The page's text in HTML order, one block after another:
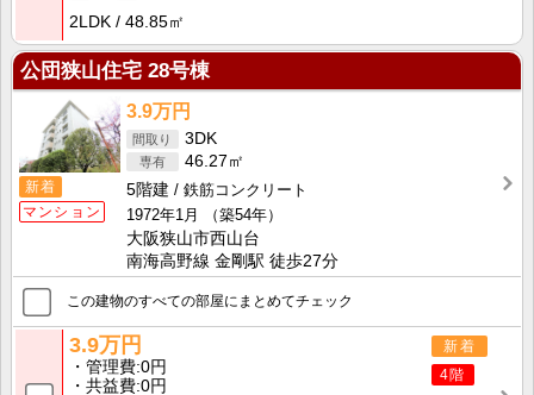
2LDK
48.85㎡
公団狭山住宅 28号棟
新着
マンション
3.9万円
3DK
46.27㎡
5階建
鉄筋コンクリート
1972年1月
（築54年）
大阪狭山市西山台
南海高野線 金剛駅 徒歩27分
この建物のすべての部屋にまとめてチェック
新着
4階
3.9万円
管理費 0円
共益費 0円